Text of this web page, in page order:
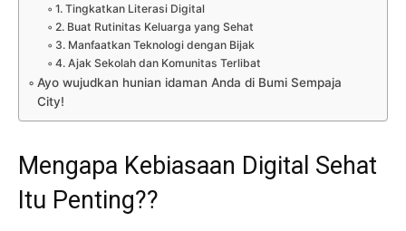
1. Tingkatkan Literasi Digital
2. Buat Rutinitas Keluarga yang Sehat
3. Manfaatkan Teknologi dengan Bijak
4. Ajak Sekolah dan Komunitas Terlibat
Ayo wujudkan hunian idaman Anda di Bumi Sempaja
City!
Mengapa Kebiasaan Digital Sehat
Itu Penting??